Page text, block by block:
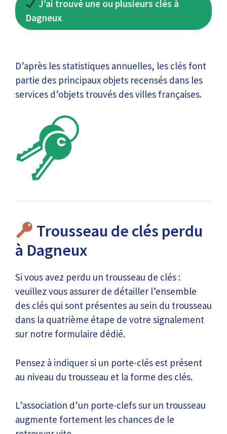
J’ai trouvé une ou plusieurs clés à
Dagneux
D’après les statistiques annuelles, les clés font
partie des principaux objets recensés dans les
services d’objets trouvés des villes françaises.
Trousseau de clés perdu
à Dagneux
Si vous avez perdu un trousseau de clés :
veuillez vous assurer de détailler l’ensemble
des clés qui sont présentes au sein du trousseau
dans la quatrième étape de votre signalement
sur notre formulaire dédié.
Pensez à indiquer si un porte-clés est présent
au niveau du trousseau et la forme des clés.
L’association d’un porte-clefs sur un trousseau
augmente fortement les chances de le